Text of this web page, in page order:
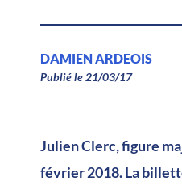
DAMIEN ARDEOIS
Publié le 21/03/17
Julien Clerc, figure
février 2018. La